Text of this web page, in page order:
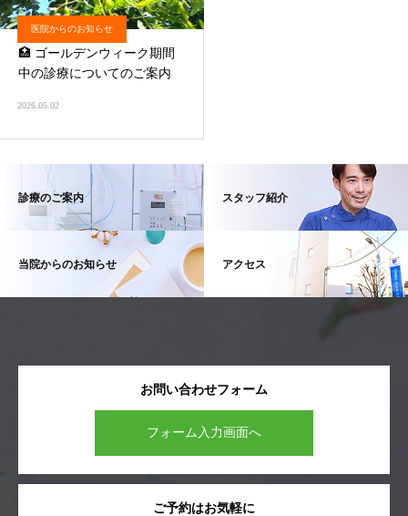
医院からのお知らせ
🏥 ゴールデンウィーク期間
中の診療についてのご案内
2026.05.02
診療のご案内 スタッフ紹介
当院からのお知らせ アクセス
お問い合わせフォーム
フォーム入力画面へ
ご予約はお気軽に